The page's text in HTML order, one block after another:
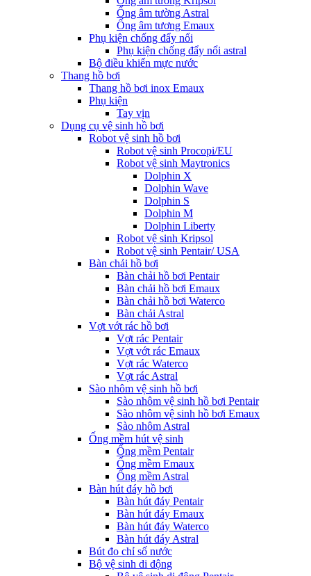
Ống âm tường Astral
Ống âm tương Emaux
Phụ kiện chống đẩy nổi
Phụ kiện chống đẩy nổi astral
Bộ điều khiển mực nước
Thang hồ bơi
Thang hồ bơi inox Emaux
Phụ kiện
Tay vịn
Dụng cụ vệ sinh hồ bơi
Robot vệ sinh hồ bơi
Robot vệ sinh Procopi/EU
Robot vệ sinh Maytronics
Dolphin X
Dolphin Wave
Dolphin S
Dolphin M
Dolphin Liberty
Robot vệ sinh Kripsol
Robot vệ sinh Pentair/ USA
Bàn chải hồ bơi
Bàn chải hồ bơi Pentair
Bàn chải hồ bơi Emaux
Bàn chải hồ bơi Waterco
Bàn chải Astral
Vợt vớt rác hồ bơi
Vợt rác Pentair
Vợt vớt rác Emaux
Vợt rác Waterco
Vợt rác Astral
Sào nhôm vệ sinh hồ bơi
Sào nhôm vệ sinh hồ bơi Pentair
Sào nhôm vệ sinh hồ bơi Emaux
Sào nhôm Astral
Ống mềm hút vệ sinh
Ống mềm Pentair
Ống mềm Emaux
Ống mềm Astral
Bàn hút đáy hồ bơi
Bàn hút đáy Pentair
Bàn hút đáy Emaux
Bàn hút đáy Waterco
Bàn hút đáy Astral
Bút đo chỉ số nước
Bộ vệ sinh di động